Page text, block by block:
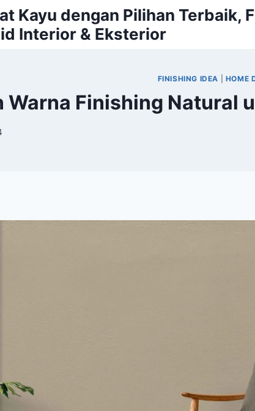
Kayu dengan Pilihan Terbaik,
Interior & Eksterior
FINISHING IDEA HOME
Warna Finishing Natural